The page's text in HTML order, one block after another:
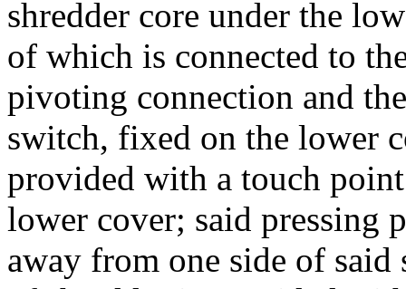
shredder core under the
of which is connected to
pivoting connection and
switch, fixed on the lower
provided with a touch point
lower cover; said pressing
away from one side of said